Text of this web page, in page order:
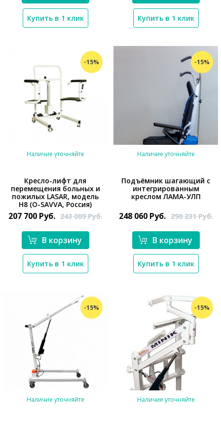
Купить в 1 клик Купить в 1 клик
-15%
*}
Наличие уточняйте
Кресло-лифт для
перемещения больных и
пожилых LASAR, модель
H8 (O-SAVVA, Россия)
207 700 Руб. 243 009Руб.
В корзину
Купить в 1 клик
-15%
*}
Наличие уточняйте
Подъёмник шагающий с
интегрированным
креслом ЛАМА-УЛП
248 060 Руб. 290 231Руб.
В корзину
Купить в 1 клик
-15%
Наличие уточняйте
-15%
Наличие уточняйте